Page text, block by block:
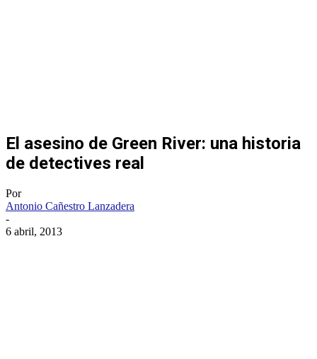
El asesino de Green River: una historia
de detectives real
Por
Antonio Cañestro Lanzadera
-
6 abril, 2013